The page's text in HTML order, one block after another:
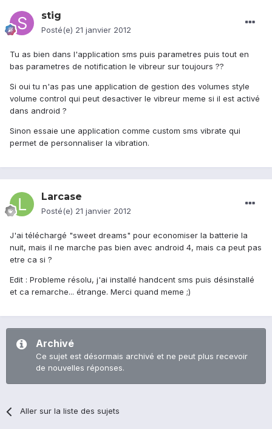
stig
Posté(e) 21 janvier 2012
Tu as bien dans l'application sms puis parametres puis tout en
bas parametres de notification le vibreur sur toujours ??
Si oui tu n'as pas une application de gestion des volumes style
volume control qui peut desactiver le vibreur meme si il est activé
dans android ?
Sinon essaie une application comme custom sms vibrate qui
permet de personnaliser la vibration.
Larcase
Posté(e) 21 janvier 2012
J'ai téléchargé "sweet dreams" pour economiser la batterie la
nuit, mais il ne marche pas bien avec android 4, mais ca peut pas
etre ca si ?
Edit : Probleme résolu, j'ai installé handcent sms puis désinstallé
et ca remarche... étrange. Merci quand meme ;)
Archivé
Ce sujet est désormais archivé et ne peut plus recevoir
de nouvelles réponses.
Aller sur la liste des sujets